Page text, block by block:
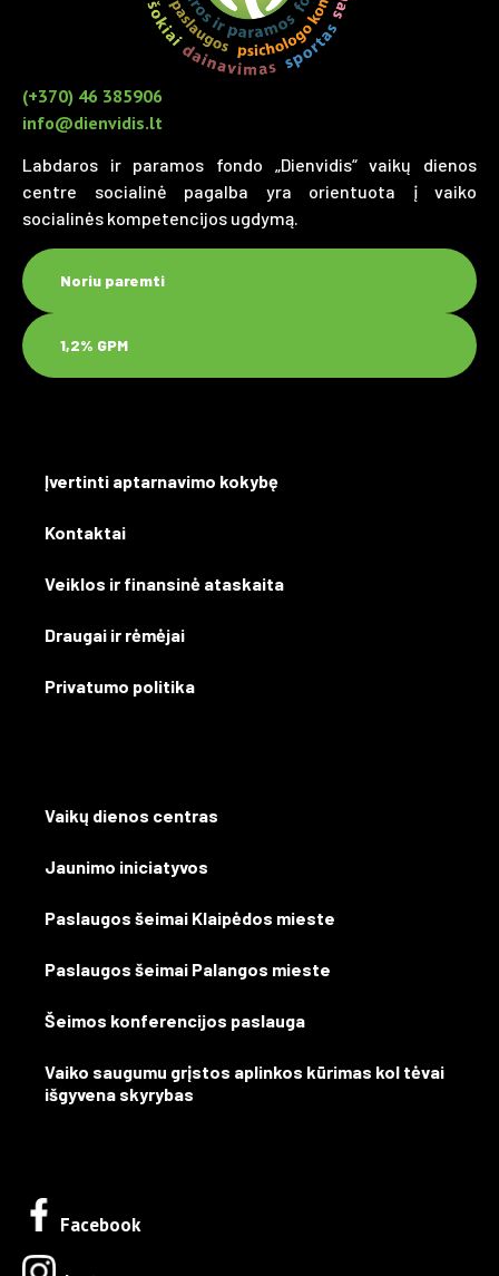
(+370) 46 385906
info@dienvidis.lt
Labdaros ir paramos fondo „Dienvidis“ vaikų dienos
centre socialinė pagalba yra orientuota į vaiko
socialinės kompetencijos ugdymą.
Noriu paremti
1,2% GPM
Įvertinti aptarnavimo kokybę
Kontaktai
Veiklos ir finansinė ataskaita
Draugai ir rėmėjai
Privatumo politika
Vaikų dienos centras
Jaunimo iniciatyvos
Paslaugos šeimai Klaipėdos mieste
Paslaugos šeimai Palangos mieste
Šeimos konferencijos paslauga
Vaiko saugumu grįstos aplinkos kūrimas kol tėvai
išgyvena skyrybas
Facebook